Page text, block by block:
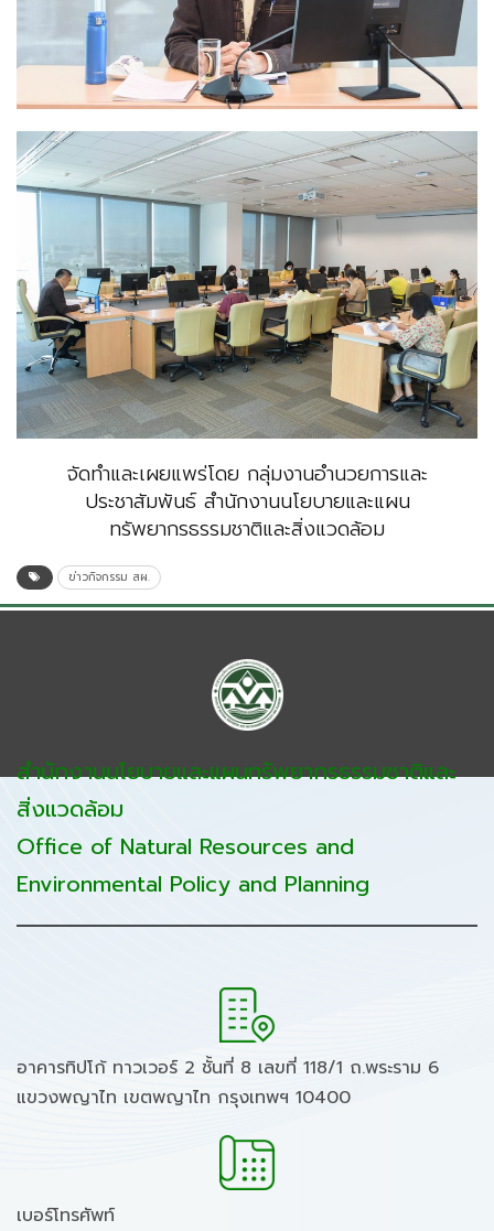
จัดทำและเผยแพร่โดย กลุ่มงานอำนวยการและ
ประชาสัมพันธ์ สำนักงานนโยบายและแผน
ทรัพยากรธรรมชาติและสิ่งแวดล้อม
ข่าวกิจกรรม สผ.
สำนักงานนโยบายและแผนทรัพยากรธรรมชาติและ
สิ่งแวดล้อม
Office of Natural Resources and
Environmental Policy and Planning
อาคารทิปโก้ ทาวเวอร์ 2 ชั้นที่ 8 เลขที่ 118/1 ถ.พระราม 6
แขวงพญาไท เขตพญาไท กรุงเทพฯ 10400
เบอร์โทรศัพท์